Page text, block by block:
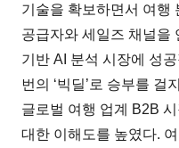
기술을 확보하면서 여행
공급자와 세일즈 채널을
기반 AI 분석 시장에 성
번의 ‘빅딜’로 승부를 걸
글로벌 여행 업계 B2B
대한 이해도를 높였다.